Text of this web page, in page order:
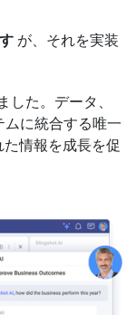
が、それを実装
た。データ、
ムに統合する唯一
情報を成長を促